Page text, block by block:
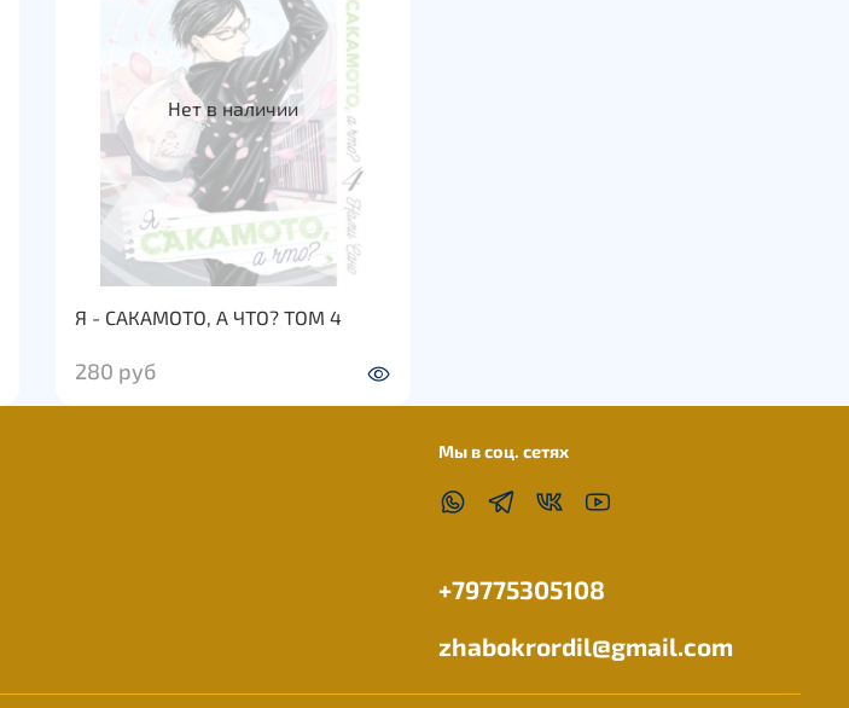
Нет в наличии
Я - САКАМОТО, А ЧТО? ТОМ 4
280 руб
Мы в соц. сетях
+79775305108
zhabokrordil@gmail.com